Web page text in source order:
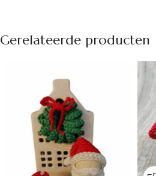
Gerelateerde producten